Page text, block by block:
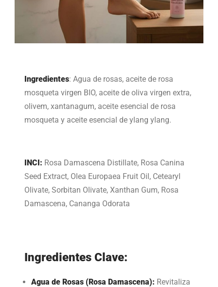
Ingredientes: Agua de rosas, aceite de rosa
mosqueta virgen BIO, aceite de oliva virgen extra,
olivem, xantanagum, aceite esencial de rosa
mosqueta y aceite esencial de ylang ylang.
INCI: Rosa Damascena Distillate, Rosa Canina
Seed Extract, Olea Europaea Fruit Oil, Cetearyl
Olivate, Sorbitan Olivate, Xanthan Gum, Rosa
Damascena, Cananga Odorata
Ingredientes Clave:
Agua de Rosas (Rosa Damascena): Revitaliza